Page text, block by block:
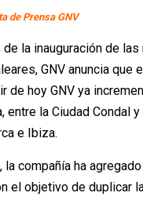
de Prensa GNV
la inauguración de
GNV anuncia que
de hoy GNV ya
entre la Ciudad Condal
e Ibiza.
la compañía ha
el objetivo de duplicar